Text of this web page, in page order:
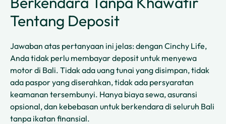
Tentang Deposit
Jawaban atas pertanyaan ini jelas: dengan Cinchy Life,
Anda tidak perlu membayar deposit untuk menyewa
motor di Bali. Tidak ada uang tunai yang disimpan, tidak
ada paspor yang diserahkan, tidak ada persyaratan
keamanan tersembunyi. Hanya biaya sewa, asuransi
opsional, dan kebebasan untuk berkendara di seluruh Bali
tanpa ikatan finansial.